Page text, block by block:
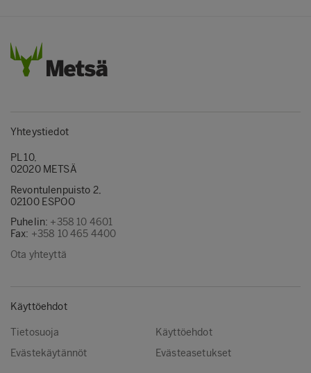
Yhteystiedot
PL 10,
02020 METSÄ
Revontulenpuisto 2,
02100 ESPOO
Puhelin: +358 10 4601
Fax: +358 10 465 4400
Ota yhteyttä
Käyttöehdot
Tietosuoja
Käyttöehdot
Evästekäytännöt
Evästeasetukset